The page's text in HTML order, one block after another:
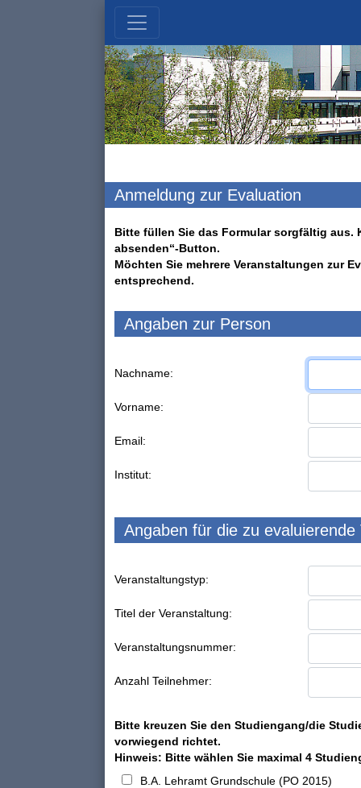
Anmeldung zur Evaluation
Bitte füllen Sie das Formular sorgfältig aus.
absenden“-Button.
Möchten Sie mehrere Veranstaltungen zur
entsprechend.
Angaben zur Person
Nachname:
Vorname:
Email:
Institut:
Angaben für die zu evaluierende
Veranstaltungstyp:
Titel der Veranstaltung:
Veranstaltungsnummer:
Anzahl Teilnehmer:
Bitte kreuzen Sie den Studiengang/die
vorwiegend richtet.
Hinweis: Bitte wählen Sie maximal 4
B.A. Lehramt Grundschule (PO 2015)